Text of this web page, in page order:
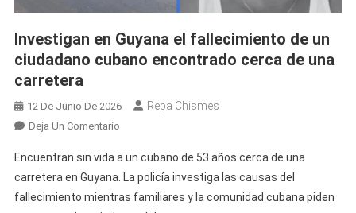
Investigan en Guyana el fallecimiento de un
ciudadano cubano encontrado cerca de una
carretera
12 De Junio De 2026 Repa Chismes
Deja Un ComentarioEn
En
Guyana
El
Encuentran sin vida a un cubano de 53 años cerca de una
carretera en Guyana. La policía investiga las causas del
fallecimiento mientras familiares y la comunidad cubana piden